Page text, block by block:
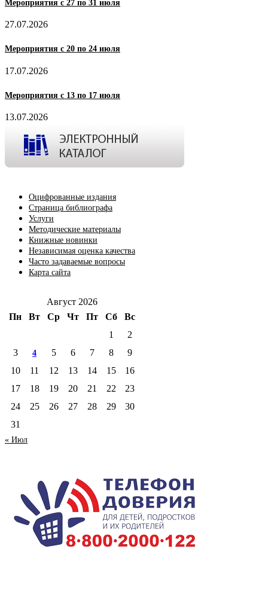
Мероприятия с 27 по 31 июля
27.07.2026
Мероприятия с 20 по 24 июля
17.07.2026
Мероприятия с 13 по 17 июля
13.07.2026
Оцифрованные издания
Страница библиографа
Услуги
Методические материалы
Книжные новинки
Независимая оценка качества
Часто задаваемые вопросы
Карта сайта
Август 2026
Пн
Вт Ср Чт Пт Сб
Вс
1
2
3
4 5 6 7 8
9
10
11 12 13 14 15
16
17
18 19 20 21 22
23
24
25 26 27 28 29
30
31
« Июл